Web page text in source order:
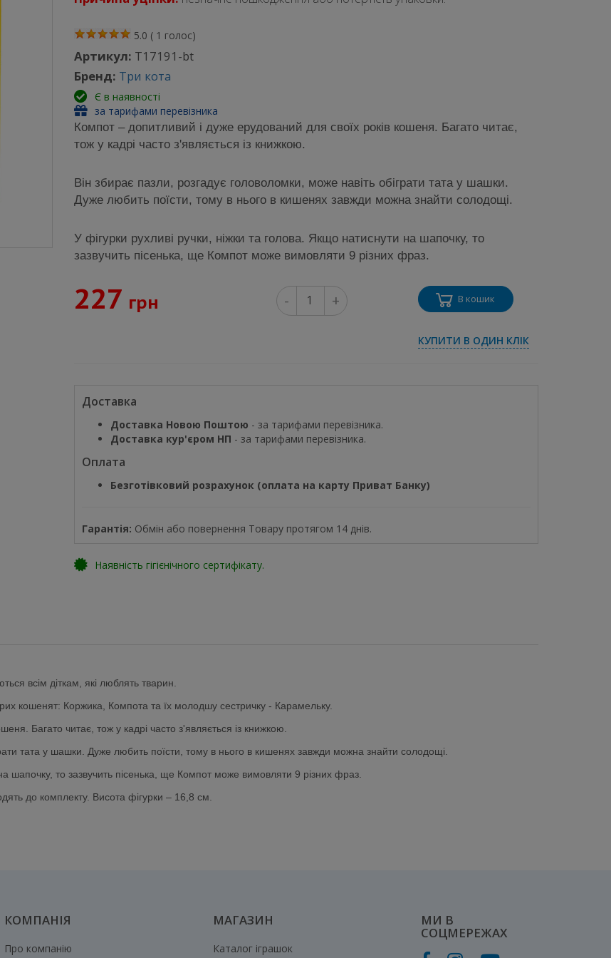
5.0 ( 1 голос)
Артикул: T17191-bt
Бренд: Три кота
Є в наявності
за тарифами перевізника
Компот – допитливий і дуже ерудований для своїх років кошеня. Багато читає,
тож у кадрі часто з'являється із книжкою.
Він збирає пазли, розгадує головоломки, може навіть обіграти тата у шашки.
Дуже любить поїсти, тому в нього в кишенях завжди можна знайти солодощі.
У фігурки рухливі ручки, ніжки та голова. Якщо натиснути на шапочку, то
зазвучить пісенька, ще Компот може вимовляти 9 різних фраз.
227 грн - + В кошик
КУПИТИ В ОДИН КЛІК
Доставка
Доставка Новою Поштою - за тарифами перевізника.
Доставка кур'єром НП - за тарифами перевізника.
Оплата
Безготівковий розрахунок (оплата на карту Приват Банку)
Гарантія: Обмін або повернення Товару протягом 14 днів.
Наявність гігієнічного сертифікату.
всім діткам, які люблять тварин.
кошенят: Коржика, Компота та їх молодшу сестричку - Карамельку.
Багато читає, тож у кадрі часто з'являється із книжкою.
тата у шашки. Дуже любить поїсти, тому в нього в кишенях завжди можна знайти солодощі.
шапочку, то зазвучить пісенька, ще Компот може вимовляти 9 різних фраз.
до комплекту. Висота фігурки – 16,8 см.
КОМПАНІЯ
Про компанію
МАГАЗИН
Каталог іграшок
МИ В
СОЦМЕРЕЖАХ